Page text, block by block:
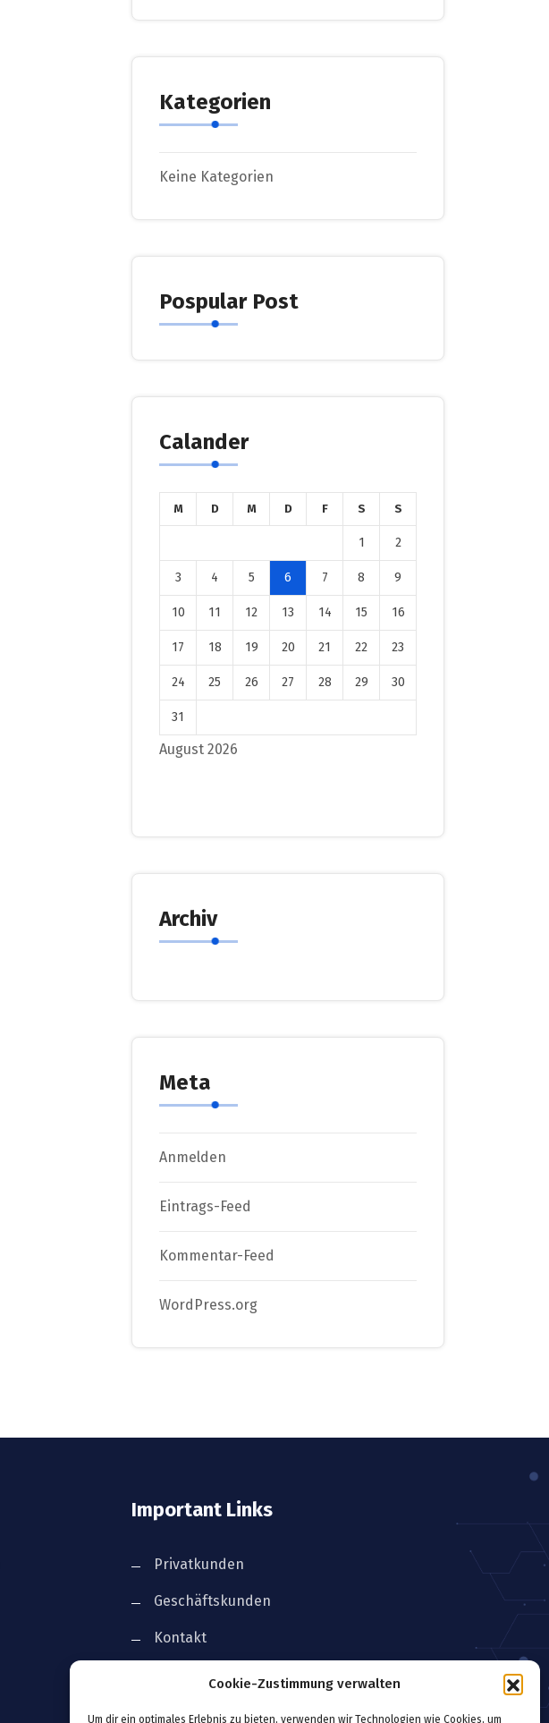
Cookie-Zustimmung verwalten
Um dir ein optimales Erlebnis zu bieten, verwenden wir Technologien wie Cookies, um
Kategorien
Keine Kategorien
Pospular Post
Calander
August 2026
M D M D F S S
1 2
3 4 5 6 7 8 9
10 11 12 13 14 15 16
17 18 19 20 21 22 23
24 25 26 27 28 29 30
31
Archiv
Meta
Anmelden
Eintrags-Feed
Kommentar-Feed
WordPress.org
Important Links
Privatkunden
Geschäftskunden
Kontakt